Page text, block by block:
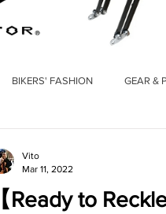
BIKERS' FASHION GEAR &
【Ready to
Vito
Mar 11, 2022